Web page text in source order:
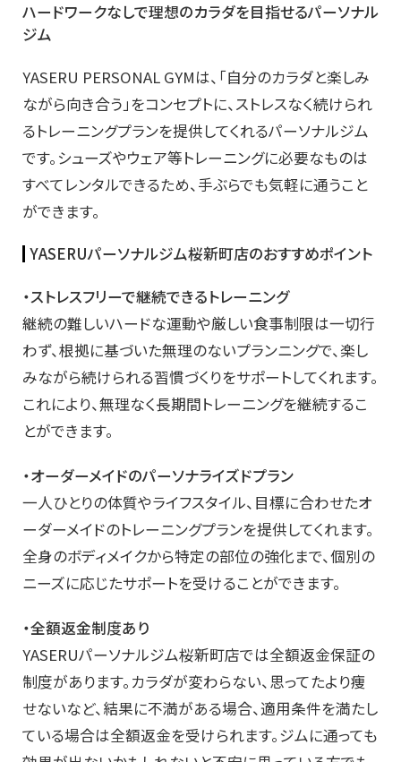
ハードワークなしで理想のカラダを目指せるパーソナル
ジム
YASERU PERSONAL GYMは、「自分のカラダと楽しみ
ながら向き合う」をコンセプトに、ストレスなく続けられ
るトレーニングプランを提供してくれるパーソナルジム
です。シューズやウェア等トレーニングに必要なものは
すべてレンタルできるため、手ぶらでも気軽に通うこと
ができます。
YASERUパーソナルジム桜新町店のおすすめポイント
・ストレスフリーで継続できるトレーニング
継続の難しいハードな運動や厳しい食事制限は一切行
わず、根拠に基づいた無理のないプランニングで、楽し
みながら続けられる習慣づくりをサポートしてくれます。
これにより、無理なく長期間トレーニングを継続するこ
とができます。
・オーダーメイドのパーソナライズドプラン
一人ひとりの体質やライフスタイル、目標に合わせたオ
ーダーメイドのトレーニングプランを提供してくれます。
全身のボディメイクから特定の部位の強化まで、個別の
ニーズに応じたサポートを受けることができます。
・全額返金制度あり
YASERUパーソナルジム桜新町店では全額返金保証の
制度があります。カラダが変わらない、思ってたより痩
せないなど、結果に不満がある場合、適用条件を満たし
ている場合は全額返金を受けられます。ジムに通っても